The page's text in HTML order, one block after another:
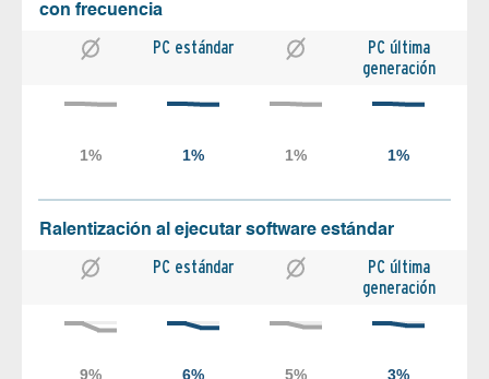
con frecuencia
PC estándar
PC última
generación
Ralentización al ejecutar software estándar
PC estándar
PC última
generación